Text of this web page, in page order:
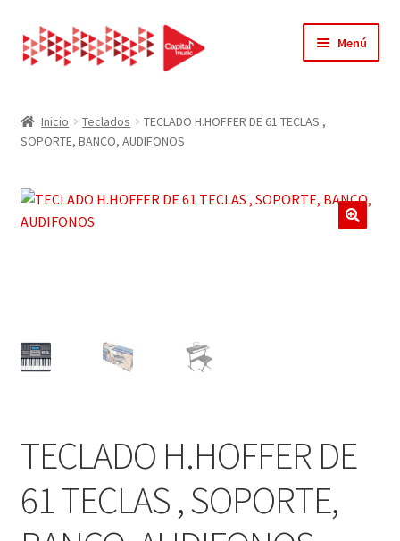
Ir
a
Ir
al
Menú
Acerca de Nosotros
Carrito
Términos y condiciones
Inicio Teclados
TECLADO H.HOFFER DE 61 TECLAS ,
SOPORTE, BANCO, AUDIFONOS
TECLADO H.HOFFER DE
61 TECLAS , SOPORTE,